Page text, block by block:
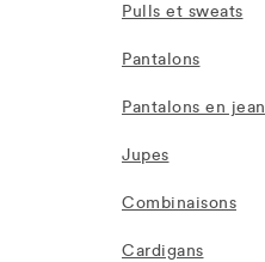
Pulls et sweats
Pantalons
Pantalons en jean
Jupes
Combinaisons
Cardigans